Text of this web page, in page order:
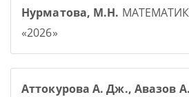
Нурматова, М.Н.
«2026»
Аттокурова А. Дж., Авазов